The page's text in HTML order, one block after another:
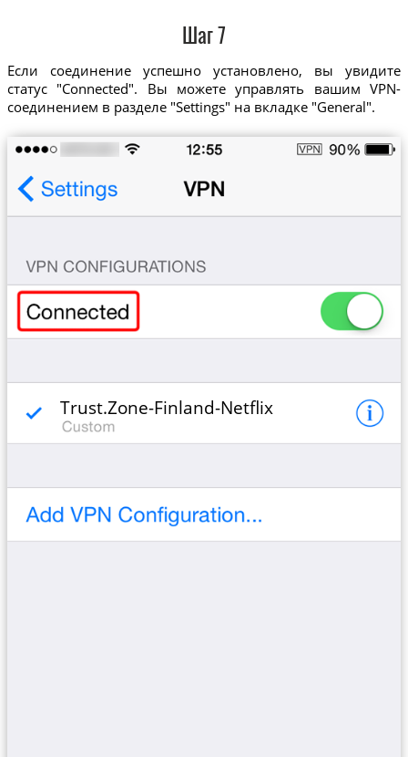
Шаг 7
Если соединение успешно установлено, вы увидите
статус "Connected". Вы можете управлять вашим VPN-
соединением в разделе "Settings" на вкладке "General".
Trust.Zone-Finland-Netflix